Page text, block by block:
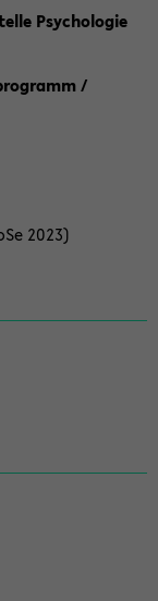
Psychologie
/
2023)